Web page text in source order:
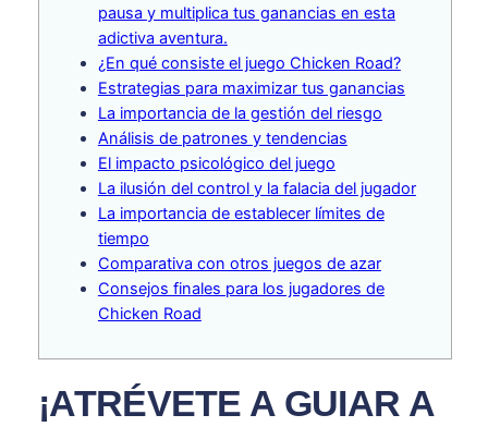
pausa y multiplica tus ganancias en esta
adictiva aventura.
¿En qué consiste el juego Chicken Road?
Estrategias para maximizar tus ganancias
La importancia de la gestión del riesgo
Análisis de patrones y tendencias
El impacto psicológico del juego
La ilusión del control y la falacia del jugador
La importancia de establecer límites de
tiempo
Comparativa con otros juegos de azar
Consejos finales para los jugadores de
Chicken Road
¡ATRÉVETE A GUIAR A